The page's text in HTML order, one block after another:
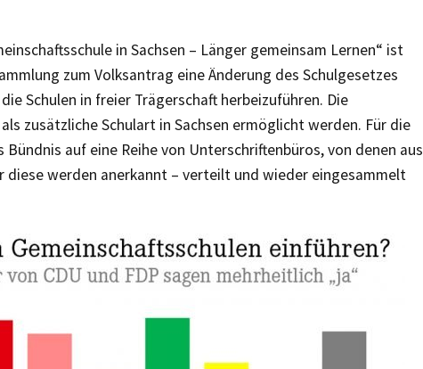
in Sachsen – Länger gemeinsam Lernen“ ist
zum Volksantrag eine Änderung des Schulgesetzes
Schulen in freier Trägerschaft herbeizuführen. Die
zusätzliche Schulart in Sachsen ermöglicht werden. Für die
auf eine Reihe von Unterschriftenbüros, von denen aus
diese werden anerkannt – verteilt und wieder eingesammelt